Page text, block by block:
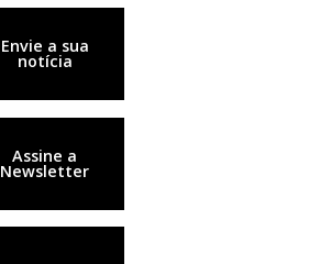
Envie a sua
notícia
Assine a
Newsletter